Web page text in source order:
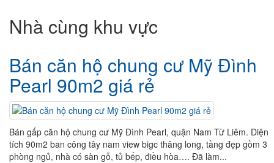
Nhà cùng khu vực
Bán căn hộ chung cư Mỹ Đình
Pearl 90m2 giá rẻ
Bán gấp căn hộ chung cư Mỹ Đình Pearl, quận Nam Từ Liêm. Diện
tích 90m2 ban công tây nam view bigc thăng long, tầng đẹp gồm 3
phòng ngủ, nhà có sàn gỗ, tủ bếp, điều hòa…. Đã làm...